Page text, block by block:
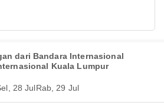
dari Bandara Internasional
Kuala Lumpur
28 JulRab, 29 Jul